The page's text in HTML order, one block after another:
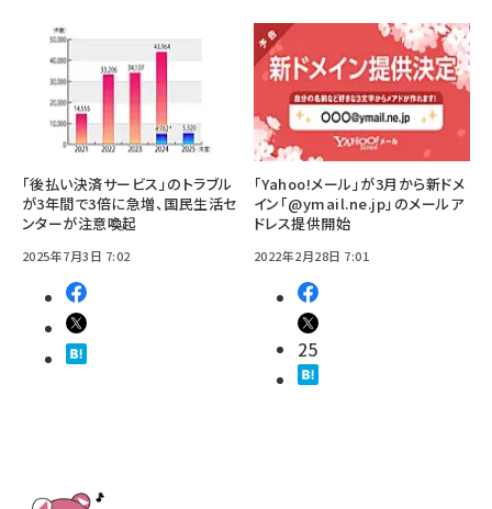
「後払い決済サービス」のトラブル
が3年間で3倍に急増、国民生活セ
ンターが注意喚起
2025年7月3日 7:02
「Yahoo!メール」が3月から新ドメ
イン「@ymail.ne.jp」のメールア
ドレス提供開始
2022年2月28日 7:01
25